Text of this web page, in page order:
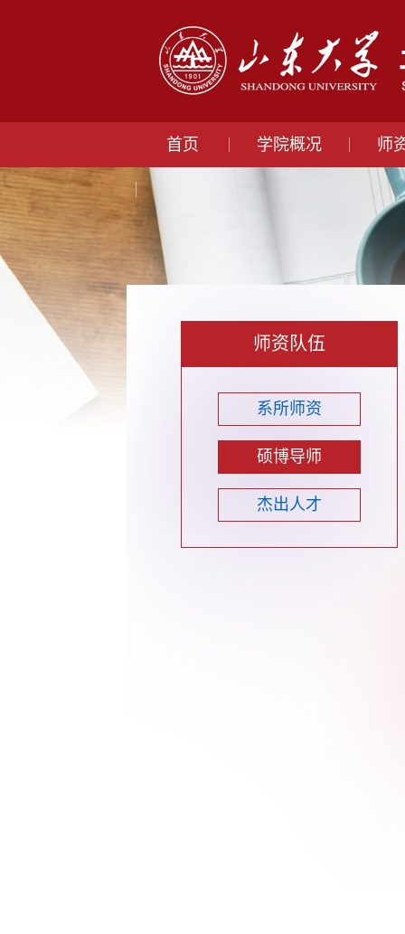
首页 学院概况 师
师资队伍
系所师资
硕博导师
杰出人才